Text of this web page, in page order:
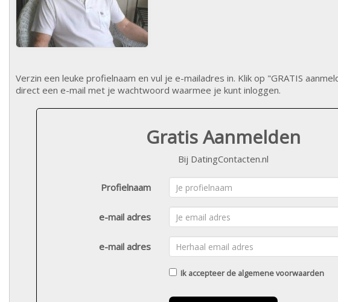
Verzin een leuke profielnaam en vul je e-mailadres in. Klik op "GRATIS
direct een e-mail met je wachtwoord waarmee je kunt inloggen.
Gratis Aanmelden
Bij DatingContacten.nl
Profielnaam
e-mail adres
e-mail adres
Ik accepteer de algemene voorwaarden